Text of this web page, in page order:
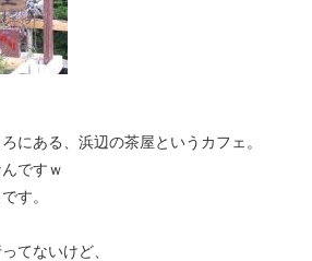
にある、浜辺の茶屋というカフェ。
ですｗ
す。
てないけど、